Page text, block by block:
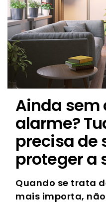
Ainda sem
alarme?
precisa de
proteger a
Quando se trata
mais importa,